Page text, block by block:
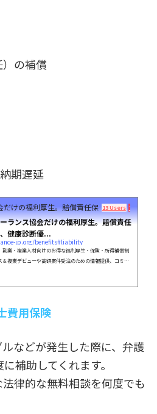
の補償
期遅延
けの福利厚生。賠償責任保険や所得補償、
13 Users 70
ランス協会だけの福利厚生。賠償責任
健康診断優...
jp.org/benefits#liability
副業・複業人材向けのお得な福利厚生・保険・所得補償制
＆複業デビューや高額案件受注のための情報提供、コミュ
費用保険
などが発生した際に、弁護
補助してくれます。
律的な無料相談を何度でも